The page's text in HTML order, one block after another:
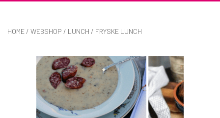
HOME / WEBSHOP / LUNCH / FRYSKE LUNCH